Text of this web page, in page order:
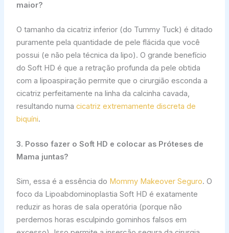
maior?
O tamanho da cicatriz inferior (do Tummy Tuck) é ditado
puramente pela quantidade de pele flácida que você
possui (e não pela técnica da lipo). O grande benefício
do Soft HD é que a retração profunda da pele obtida
com a lipoaspiração permite que o cirurgião esconda a
cicatriz perfeitamente na linha da calcinha cavada,
resultando numa cicatriz extremamente discreta de
biquíni.
3. Posso fazer o Soft HD e colocar as Próteses de
Mama juntas?
Sim, essa é a essência do Mommy Makeover Seguro. O
foco da Lipoabdominoplastia Soft HD é exatamente
reduzir as horas de sala operatória (porque não
perdemos horas esculpindo gominhos falsos em